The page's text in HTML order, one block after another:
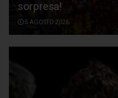
sorpresa!
5 AGOSTO 2026